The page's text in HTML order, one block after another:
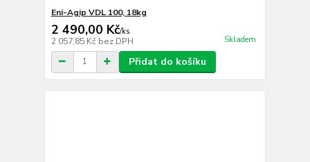
Eni-Agip VDL 100, 18kg
2 490,00 Kč/ks
2 057,85 Kč bez DPH Skladem
Přidat do košíku